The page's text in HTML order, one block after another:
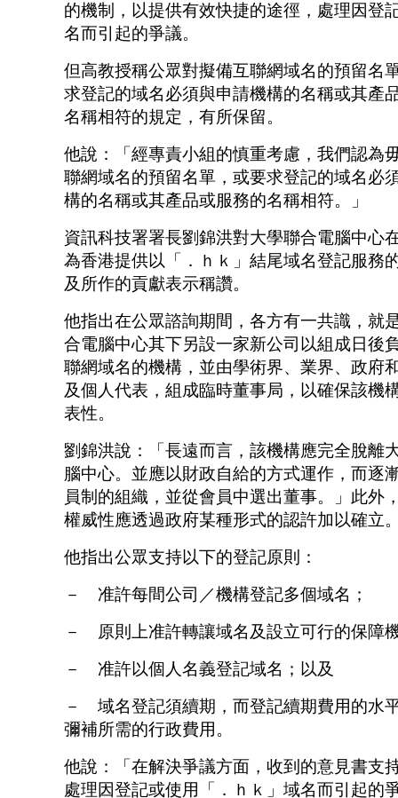
的機制，以提供有效快捷的途徑，處理因登
名而引起的爭議。
但高教授稱公眾對擬備互聯網域名的預留名
求登記的域名必須與申請機構的名稱或其產
名稱相符的規定，有所保留。
他說：「經專責小組的慎重考慮，我們認為
聯網域名的預留名單，或要求登記的域名必
構的名稱或其產品或服務的名稱相符。」
資訊科技署署長劉錦洪對大學聯合電腦中心
為香港提供以「．ｈｋ」結尾域名登記服務
及所作的貢獻表示稱讚。
他指出在公眾諮詢期間，各方有一共識，就
合電腦中心其下另設一家新公司以組成日後
聯網域名的機構，並由學術界、業界、政府
及個人代表，組成臨時董事局，以確保該機
表性。
劉錦洪說：「長遠而言，該機構應完全脫離
腦中心。並應以財政自給的方式運作，而逐
員制的組織，並從會員中選出董事。」此外
權威性應透過政府某種形式的認許加以確立
他指出公眾支持以下的登記原則：
－ 准許每間公司／機構登記多個域名；
－ 原則上准許轉讓域名及設立可行的保障
－ 准許以個人名義登記域名；以及
－ 域名登記須續期，而登記續期費用的水
彌補所需的行政費用。
他說：「在解決爭議方面，收到的意見書支
處理因登記或使用「．ｈｋ」域名而引起的